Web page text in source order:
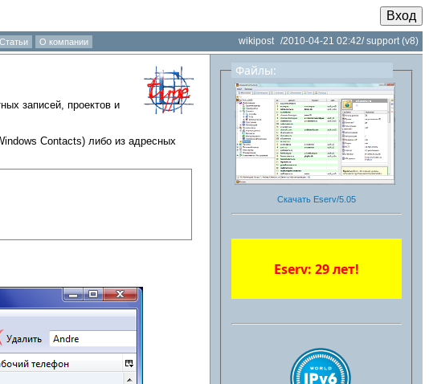
Вход
wikipost /2010-04-21 02:42/support (v8)
Статьи О компании
записей, проектов и
Contacts) либо из адресных
Файлы:
Скачать Eserv/5.05
Eserv: 29 лет!